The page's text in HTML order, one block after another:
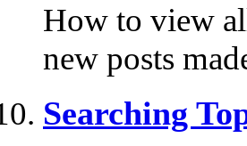
How to view
new posts
Searching